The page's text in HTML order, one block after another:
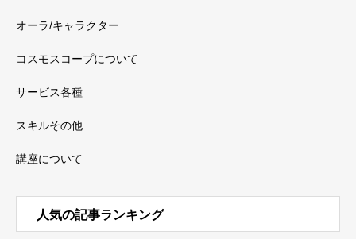
オーラ/キャラクター
コスモスコープについて
サービス各種
スキルその他
講座について
人気の記事ランキング